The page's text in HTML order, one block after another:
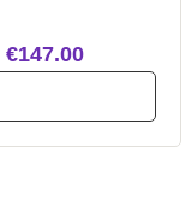
€147.00